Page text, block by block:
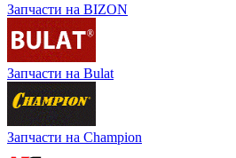
Запчасти на BIZON
Запчасти на Bulat
Запчасти на Champion